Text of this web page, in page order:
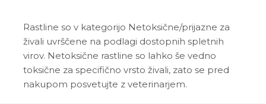
Rastline so v kategorijo Netoksične/prijazne za
živali uvrščene na podlagi dostopnih spletnih
virov. Netoksične rastline so lahko še vedno
toksične za specifično vrsto živali, zato se pred
nakupom posvetujte z veterinarjem.